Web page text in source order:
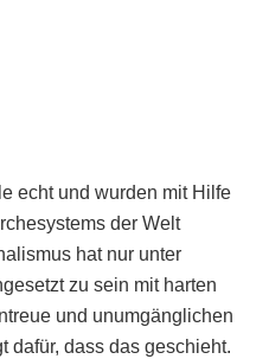
echt und wurden mit Hilfe
der Welt
hat nur unter
zu sein mit harten
und unumgänglichen
dafür, dass das geschieht.